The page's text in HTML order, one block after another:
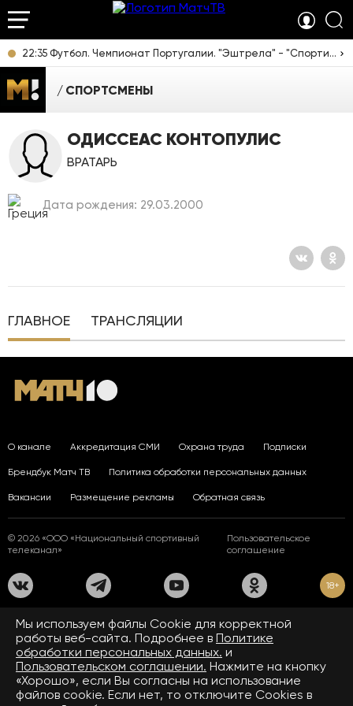
22:35 Футбол. Чемпионат Португалии. "Эштрела" - "Спортинг". Прямая трансляция
СПОРТСМЕНЫ
ОДИССЕАС КОНТОПУЛИС
ВРАТАРЬ
Дата рождения: 29.03.2000
ГЛАВНОЕ ТРАНСЛЯЦИИ
О канале Аккредитация СМИ Охрана труда Подписки
Брендбук Матч ТВ Политика обработки персональных данных
Вакансии Размещение рекламы Обратная связь
© 2026 «ООО «Национальный спортивный
телеканал»
Пользовательское
соглашение
18+
На сайте применяются рекомендательные технологии. Подробнее
Правилах применения рекомендательных технологий.
Средство массовой информации сетевое издание «www.matchtv.ru»
зарегистрировано Федеральной службой по надзору в сфере связи,
информационных технологий и массовых коммуникаций (Роскомнадзор).
Свидетельство о регистрации средства массовой информации ЭЛ № ФС 77 - 72390
от 28.02.2018. Название — www.matchtv.ru.
Учредитель (соучредители) СМИ сетевого издания «www.matchtv.ru»: ООО
Мы используем файлы Сookie для корректной
работы веб-сайта. Подробнее в Политике
обработки персональных данных. и
Пользовательском соглашении. Нажмите на кнопку
«Хорошо», если Вы согласны на использование
файлов cookie. Если нет, то отключите Cookies в